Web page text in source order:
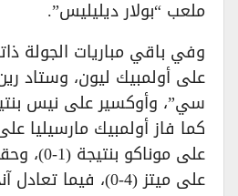
ملعب “بولار ديليليس”.
وفي باقي مباريات الجولة
على أولمبيك ليون، وستاد
كما فاز أولمبيك مارسيليا
على موناكو